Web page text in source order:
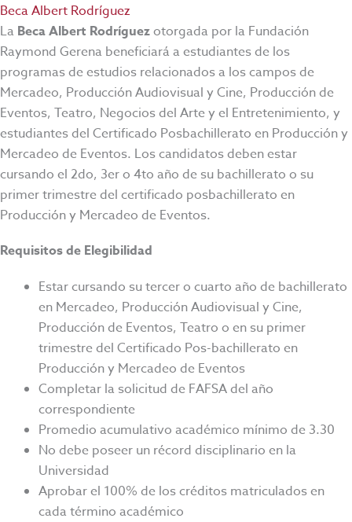
Beca Albert Rodríguez
La Beca Albert Rodríguezotorgada por la Fundación
Raymond Gerena beneficiará a estudiantes de los
programas de estudios relacionados a los campos de
Mercadeo, Producción Audiovisual y Cine, Producción de
Eventos, Teatro, Negocios del Arte y el Entretenimiento, y
estudiantes del Certificado Posbachillerato en Producción y
Mercadeo de Eventos. Los candidatos deben estar
cursando el 2do, 3er o 4to año de su bachillerato o su
primer trimestre del certificado posbachillerato en
Producción y Mercadeo de Eventos.
Requisitos de Elegibilidad
Estar cursando su tercer o cuarto año de bachillerato
en Mercadeo, Producción Audiovisual y Cine,
Producción de Eventos, Teatro o en su primer
trimestre del Certificado Pos-bachillerato en
Producción y Mercadeo de Eventos
Completar la solicitud de FAFSA del año
correspondiente
Promedio acumulativo académico mínimo de 3.30
No debe poseer un récord disciplinario en la
Universidad
Aprobar el 100% de los créditos matriculados en
cada término académico